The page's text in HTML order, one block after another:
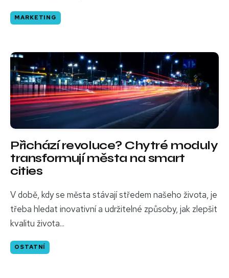
MARKETING
Přichází revoluce? Chytré moduly
transformují města na smart
cities
V době, kdy se města stávají středem našeho života, je
třeba hledat inovativní a udržitelné způsoby, jak zlepšit
kvalitu života...
OSTATNÍ